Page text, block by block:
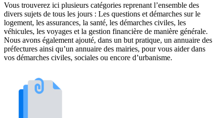
Vous trouverez ici plusieurs catégories reprenant l’ensemble des
divers sujets de tous les jours : Les questions et démarches sur le
logement, les assurances, la santé, les démarches civiles, les
véhicules, les voyages et la gestion financière de manière générale.
Nous avons également ajouté, dans un but pratique, un annuaire des
préfectures ainsi qu’un annuaire des mairies, pour vous aider dans
vos démarches civiles, sociales ou encore d’urbanisme.